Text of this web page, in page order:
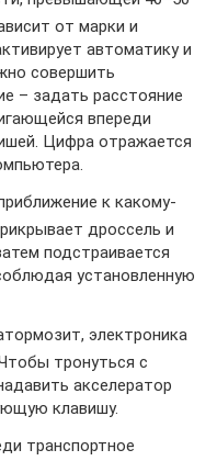
от марки и
автоматику и
совершить
– задать расстояние
впереди
Цифра отражается
к какому-
дроссель и
подстраивается
установленную
электроника
тронуться с
акселератор
клавишу.
транспортное